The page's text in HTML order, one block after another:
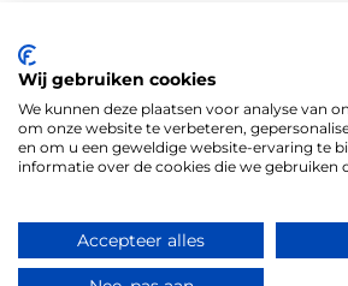
Wij gebruiken cookies
We kunnen deze plaatsen voor analyse van
om onze website te verbeteren,
en om u een geweldige website-ervaring te
informatie over de cookies die we gebruiken
Accepteer alles